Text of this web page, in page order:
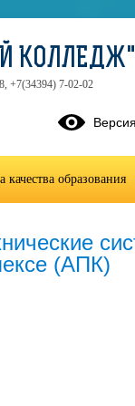
(АПК)
КОЛЛЕДЖ"
+7(34394) 7-02-02
качества образования